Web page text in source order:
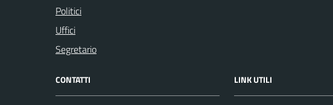
Politici
Uffici
Segretario
CONTATTI LINK UTILI